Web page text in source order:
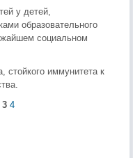
у детей,
образовательного
социальном
стойкого иммунитета к
3 4